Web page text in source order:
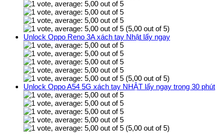
(5,00 out of 5)
Unlock Oppo Reno 3A xách tay Nhật lấy ngay
(5,00 out of 5)
Unlock Oppo A54 5G xách tay NHẬT lấy ngay trong 30 phút
(5,00 out of 5)